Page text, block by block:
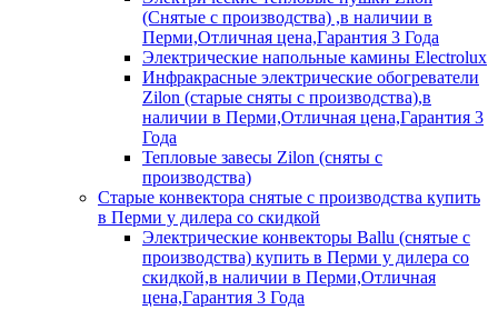
(Снятые с производства) ,в наличии в
Перми,Отличная цена,Гарантия 3 Года
Электрические напольные камины Electrolux
Инфракрасные электрические обогреватели
Zilon (старые сняты с производства),в
наличии в Перми,Отличная цена,Гарантия 3
Года
Тепловые завесы Zilon (сняты с
производства)
Старые конвектора снятые с производства купить
в Перми у дилера со скидкой
Электрические конвекторы Ballu (снятые с
производства) купить в Перми у дилера со
скидкой,в наличии в Перми,Отличная
цена,Гарантия 3 Года